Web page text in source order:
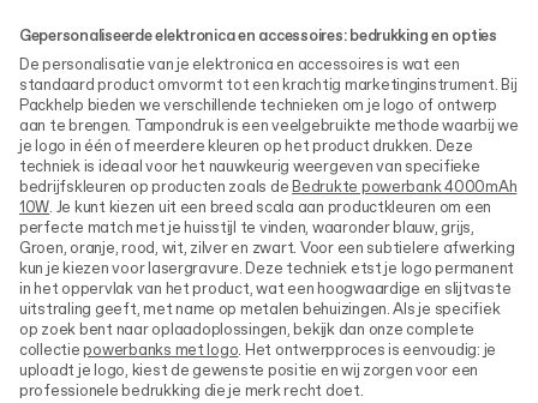
Gepersonaliseerde elektronica en accessoires: bedrukking en opties
De personalisatie van je elektronica en accessoires is wat een
standaard product omvormt tot een krachtig marketinginstrument. Bij
Packhelp bieden we verschillende technieken om je logo of ontwerp
aan te brengen. Tampondruk is een veelgebruikte methode waarbij we
je logo in één of meerdere kleuren op het product drukken. Deze
techniek is ideaal voor het nauwkeurig weergeven van specifieke
bedrijfskleuren op producten zoals deBedrukte powerbank 4000mAh
10W. Je kunt kiezen uit een breed scala aan productkleuren om een
perfecte match met je huisstijl te vinden, waaronder blauw, grijs,
Groen, oranje, rood, wit, zilver en zwart. Voor een subtielere afwerking
kun je kiezen voor lasergravure. Deze techniek etst je logo permanent
in het oppervlak van het product, wat een hoogwaardige en slijtvaste
uitstraling geeft, met name op metalen behuizingen. Als je specifiek
op zoek bent naar oplaadoplossingen, bekijk dan onze complete
collectiepowerbanks met logo. Het ontwerpproces is eenvoudig: je
uploadt je logo, kiest de gewenste positie en wij zorgen voor een
professionele bedrukking die je merk recht doet.